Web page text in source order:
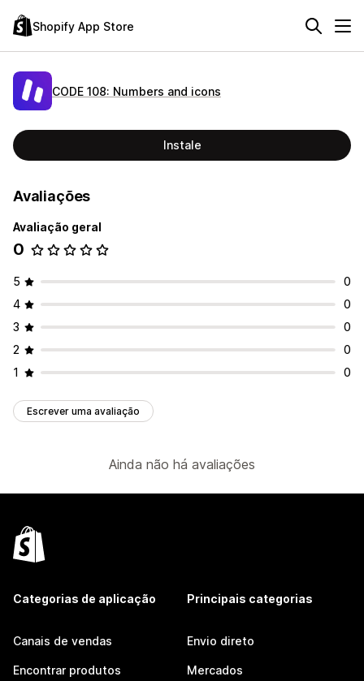
Shopify App Store
CODE 108: Numbers and icons
Instale
Avaliações
Avaliação geral
0
5
0
4
0
3
0
2
0
1
0
Escrever uma avaliação
Ainda não há avaliações
Categorias de aplicação
Canais de vendas
Encontrar produtos
Principais categorias
Envio direto
Mercados